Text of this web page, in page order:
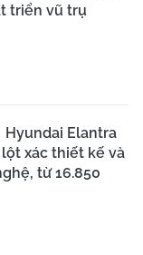
triển vũ trụ
Hyundai Elantra
xác thiết kế và
từ 16.850